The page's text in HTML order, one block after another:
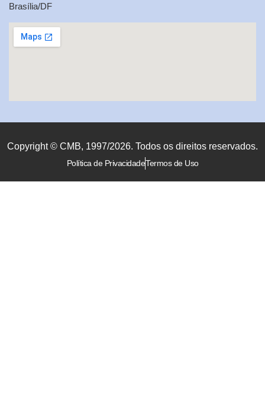
Brasília/DF
Copyright © CMB, 1997/2026. Todos os direitos reservados.
Política de PrivacidadeTermos de Uso